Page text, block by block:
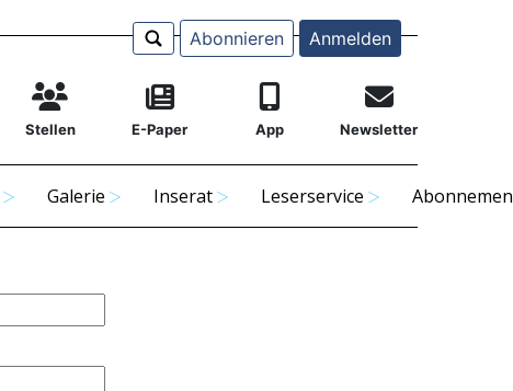
Abonnieren Anmelden
Stellen E-Paper App Newsletter
Galerie Inserat Leserservice